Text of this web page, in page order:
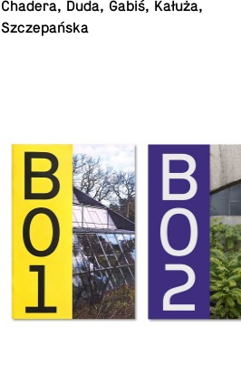
Chadera, Duda, Gabiś, Kałuża,
Szczepańska